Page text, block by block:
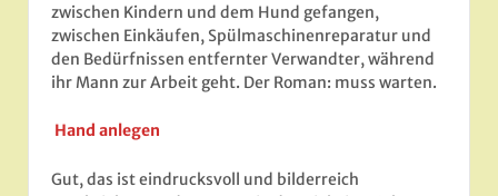
zwischen Kindern und dem Hund gefangen,
zwischen Einkäufen, Spülmaschinenreparatur und
den Bedürfnissen entfernter Verwandter, während
ihr Mann zur Arbeit geht. Der Roman: muss warten.
Hand anlegen
Gut, das ist eindrucksvoll und bilderreich